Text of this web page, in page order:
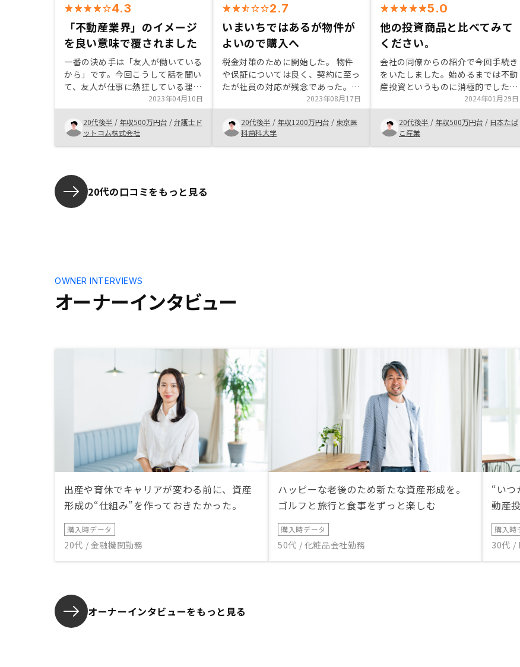
4.3
「不動産業界」のイメージ
を良い意味で覆されました
一番の決め手は「友人が働いている
から」です。今回こうして話を聞い
て、友人が仕事に熱狂している理由
が分かりました。大きなビジョンに
向かって、日々ストレッチしなが
ら、時にリスクを取りながら、誠実
に努力を重ねていることを知り、感
動すら覚えました。貴社はきっとこ
て、誰に言われるでもなく努力を重
ね続けてくれるんだと思います。そ
んな貴社だからこそ、自分の人生を
預けられると感じて、利用を決めま
2023年04月10日
20代後半 / 年収500万円台 /弁護士ド
ットコム株式会社
2.7
いまいちではあるが物件が
よいので購入へ
税金対策のために開始した。 物件
や保証については良く、契約に至っ
たが社員の対応が残念であった。
せっかくいい物件やプランを揃えて
いるのだからもう少し連携の取れた
分かりやすい説明をしてほしいもの
だ。 不動産投資に慣れている方な
らおすすめかと感じる。
2023年08月17日
20代後半 / 年収1200万円台 / 東京医
科歯科大学
5.0
他の投資商品と比べてみて
ください。
会社の同僚からの紹介で今回手続き
をいたしました。始めるまでは不動
産投資というものに消極的でした
が、将来性や利回りの良さが他の投
資商品と比べても段違いに良いこ
と、リノシーという会社の成長性、
担当営業の方の親身に話を聞いてく
れる姿勢に感動して即契約しまし
2024年01月29日
20代後半 / 年収500万円台 / 日本たば
こ産業
20代の口コミをもっと見る
オーナーインタビュー
OWNER INTERVIEWS
出産や育休でキャリアが変わる前に、資産
形成の“仕組み”を作っておきたかった。
購入時データ
20代 / 金融機関勤務
ハッピーな老後のため新たな資産形成を。
ゴルフと旅行と食事をずっと楽しむ
購入時データ
50代 / 化粧品会社勤務
“いつ
動産
購入時
30代 /
オーナーインタビューをもっと見る